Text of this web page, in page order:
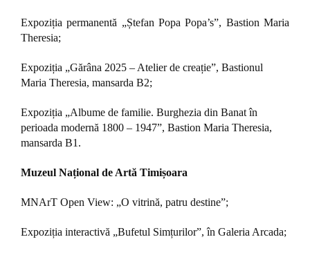
Expoziția permanentă „Ștefan Popa Popa’s”, Bastion Maria
Theresia;
Expoziția „Gărâna 2025 – Atelier de creație”, Bastionul
Maria Theresia, mansarda B2;
Expoziția „Albume de familie. Burghezia din Banat în
perioada modernă 1800 – 1947”, Bastion Maria Theresia,
mansarda B1.
Muzeul Național de Artă Timișoara
MNArT Open View: „O vitrină, patru destine”;
Expoziția interactivă „Bufetul Simțurilor”, în Galeria Arcada;